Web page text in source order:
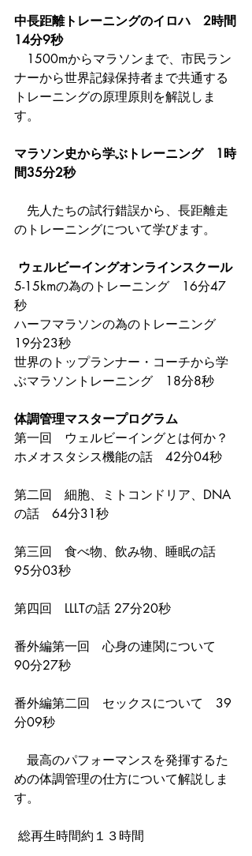
中長距離トレーニングのイロハ　2時間
14分9秒
1500mからマラソンまで、市民ラン
ナーから世界記録保持者まで共通する
トレーニングの原理原則を解説しま
す。
マラソン史から学ぶトレーニング　1時
間35分2秒
先人たちの試行錯誤から、長距離走
のトレーニングについて学びます。
ウェルビーイングオンラインスクール
5-15kmの為のトレーニング　16分47
秒
ハーフマラソンの為のトレーニング
19分23秒
世界のトップランナー・コーチから学
ぶマラソントレーニング　18分8秒
体調管理マスタープログラム
第一回　ウェルビーイングとは何か？
ホメオスタシス機能の話　42分04秒
第二回　細胞、ミトコンドリア、DNA
の話　64分31秒
第三回　食べ物、飲み物、睡眠の話
95分03秒
第四回　LLLTの話 27分20秒
番外編第一回　心身の連関について
90分27秒
番外編第二回　セックスについて　39
分09秒
最高のパフォーマンスを発揮するた
めの体調管理の仕方について解説しま
す。
総再生時間約１３時間